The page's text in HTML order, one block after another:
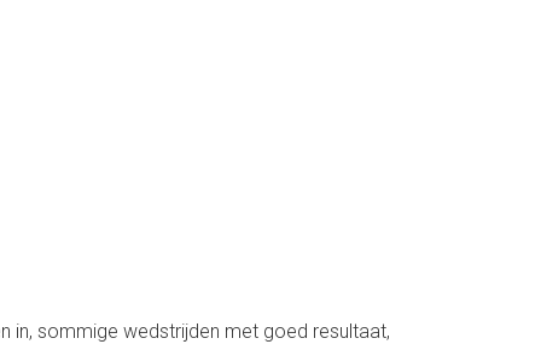
in, sommige wedstrijden met goed resultaat,